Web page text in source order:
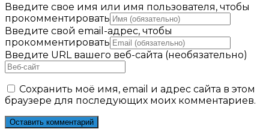
Введите свое имя или имя пользователя, чтобы
прокомментировать
Введите свой email-адрес, чтобы
прокомментировать
Введите URL вашего веб-сайта (необязательно)
Сохранить моё имя, email и адрес сайта в этом
браузере для последующих моих комментариев.